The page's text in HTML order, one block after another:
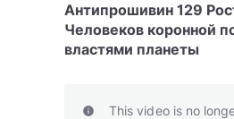
Антипрошивин 129
Человеков коронной
властями планеты
info This video is no